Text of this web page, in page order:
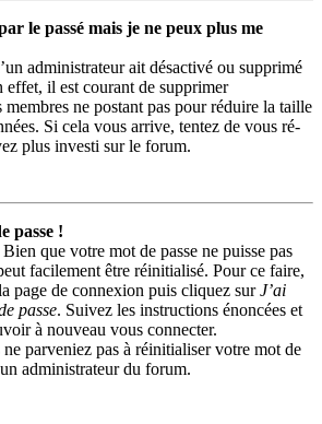
le passé mais je ne peux plus me
administrateur ait désactivé ou supprimé
effet, il est courant de supprimer
membres ne postant pas pour réduire la taille
Si cela vous arrive, tentez de vous ré-
plus investi sur le forum.
passe !
que votre mot de passe ne puisse pas
facilement être réinitialisé. Pour ce faire,
page de connexion puis cliquez surJ’ai
passe. Suivez les instructions énoncées et
à nouveau vous connecter.
parveniez pas à réinitialiser votre mot de
administrateur du forum.